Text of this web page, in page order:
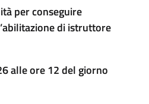
per conseguire
di istruttore
alle ore 12 del giorno